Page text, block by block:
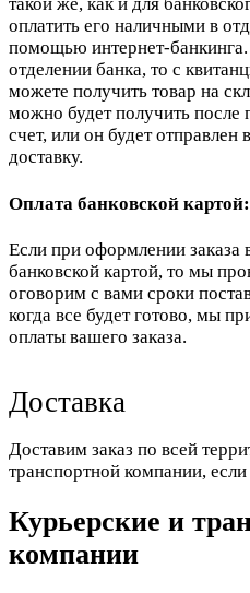
оплатить его наличными в
помощью интернет-банкинга.
отделении банка, то с
можете получить товар на
можно будет получить после
счет, или он будет
доставку.
Оплата банковской картой:
Если при оформлении заказа
банковской картой, то мы
оговорим с вами сроки
когда все будет готово, мы
оплаты вашего заказа.
Доставка
Доставим заказ по всей
транспортной компании,
Курьерские и
компании